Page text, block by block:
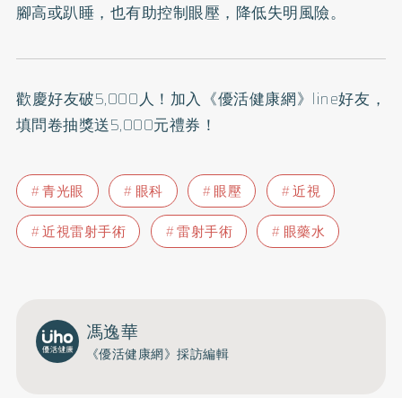
腳高或趴睡，也有助控制眼壓，降低失明風險。
歡慶好友破5,000人！加入 《優活健康網》line好友 ，
填問卷抽獎送5,000元禮券！
青光眼 眼科 眼壓
近視
近視雷射手術
雷射手術 眼藥水
馮逸華
《優活健康網》採訪編輯